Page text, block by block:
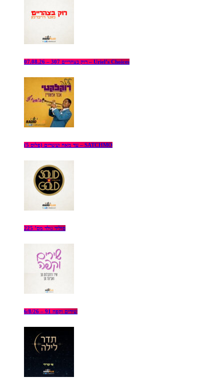
רוק בצהריים 307 – 07.08.26 – Uriel’s Choices
עד מאה ועשרים (פלוס 5) – SATCHMO
סוליד גולד מס’ 225
שירים וקפה 91 – 6/8/26